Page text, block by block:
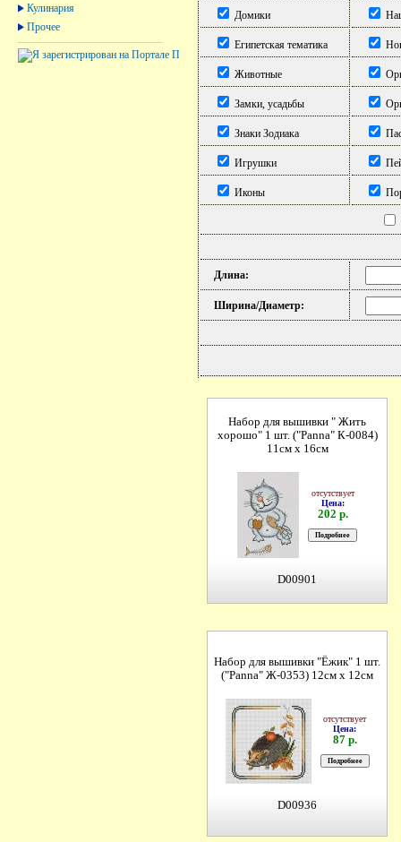
Кулинария
Прочее
Домики
Египетская тематика
Животные
Замки, усадьбы
Знаки Зодиака
Игрушки
Иконы
Длина:
Ширина/Диаметр:
Набор для вышивки " Жить
хорошо" 1 шт. ("Panna" К-0084)
11см х 16см
отсутствует
Цена:
202 р.
D00901
Набор для вышивки "Ёжик" 1 шт.
("Panna" Ж-0353) 12см х 12см
отсутствует
Цена:
87 р.
D00936